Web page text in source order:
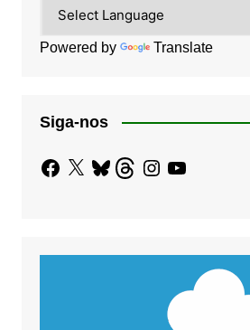
Powered by Translate
Siga-nos
Facebook
X BlueskyThreadsInstagram
YouTube